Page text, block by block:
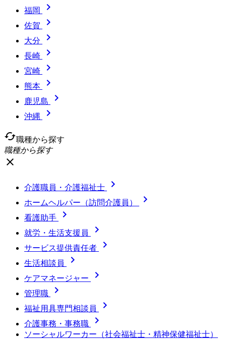
福岡 
佐賀 
大分 
長崎 
宮崎 
熊本 
鹿児島 
沖縄

cached職種から探す
職種から探す
close
介護職員・介護福祉士 
ホームヘルパー（訪問介護員） 
看護助手 
就労・生活支援員 
サービス提供責任者 
生活相談員 
ケアマネージャー 
管理職 
福祉用具専門相談員 
介護事務・事務職 
ソーシャルワーカー（社会福祉士・精神保健福祉士）